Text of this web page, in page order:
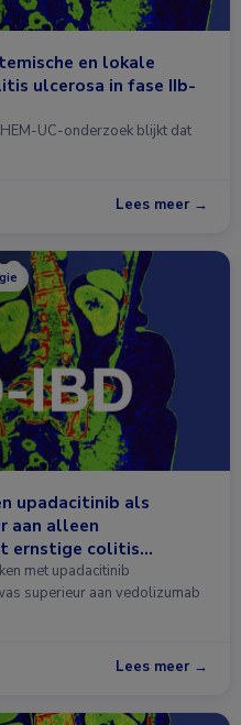
en lokale
ulcerosa in fase IIb-
UC-onderzoek blijkt dat
Lees meer →
upadacitinib als
aan alleen
ernstige colitis
met upadacitinib
superieur aan vedolizumab
Lees meer →